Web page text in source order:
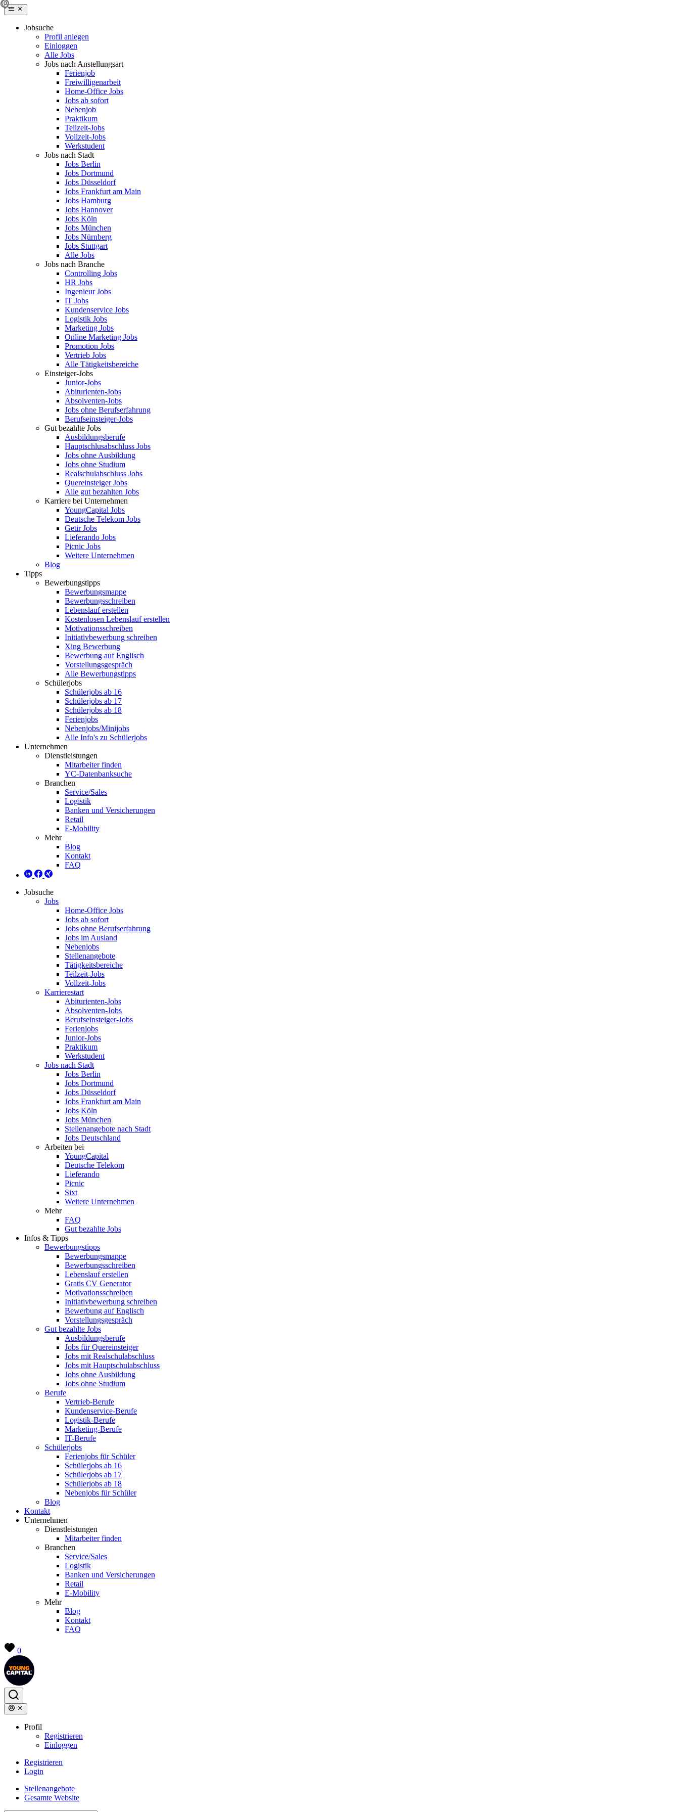
Jobsuche
Profil anlegen
Einloggen
Alle Jobs
Jobs nach Anstellungsart
Ferienjob
Freiwilligenarbeit
Home-Office Jobs
Jobs ab sofort
Nebenjob
Praktikum
Teilzeit-Jobs
Vollzeit-Jobs
Werkstudent
Jobs nach Stadt
Jobs Berlin
Jobs Dortmund
Jobs Düsseldorf
Jobs Frankfurt am Main
Jobs Hamburg
Jobs Hannover
Jobs Köln
Jobs München
Jobs Nürnberg
Jobs Stuttgart
Alle Jobs
Jobs nach Branche
Controlling Jobs
HR Jobs
Ingenieur Jobs
IT Jobs
Kundenservice Jobs
Logistik Jobs
Marketing Jobs
Online Marketing Jobs
Promotion Jobs
Vertrieb Jobs
Alle Tätigkeitsbereiche
Einsteiger-Jobs
Junior-Jobs
Abiturienten-Jobs
Absolventen-Jobs
Jobs ohne Berufserfahrung
Berufseinsteiger-Jobs
Gut bezahlte Jobs
Ausbildungsberufe
Hauptschlusabschluss Jobs
Jobs ohne Ausbildung
Jobs ohne Studium
Realschulabschluss Jobs
Quereinsteiger Jobs
Alle gut bezahlten Jobs
Karriere bei Unternehmen
YoungCapital Jobs
Deutsche Telekom Jobs
Getir Jobs
Lieferando Jobs
Picnic Jobs
Weitere Unternehmen
Blog
Tipps
Bewerbungstipps
Bewerbungsmappe
Bewerbungsschreiben
Lebenslauf erstellen
Kostenlosen Lebenslauf erstellen
Motivationsschreiben
Initiativbewerbung schreiben
Xing Bewerbung
Bewerbung auf Englisch
Vorstellungsgespräch
Alle Bewerbungstipps
Schülerjobs
Schülerjobs ab 16
Schülerjobs ab 17
Schülerjobs ab 18
Ferienjobs
Nebenjobs/Minijobs
Alle Info's zu Schülerjobs
Unternehmen
Dienstleistungen
Mitarbeiter finden
YC-Datenbanksuche
Branchen
Service/Sales
Logistik
Banken und Versicherungen
Retail
E-Mobility
Mehr
Blog
Kontakt
FAQ
Jobsuche
Jobs
Home-Office Jobs
Jobs ab sofort
Jobs ohne Berufserfahrung
Jobs im Ausland
Nebenjobs
Stellenangebote
Tätigkeitsbereiche
Teilzeit-Jobs
Vollzeit-Jobs
Karrierestart
Abiturienten-Jobs
Absolventen-Jobs
Berufseinsteiger-Jobs
Ferienjobs
Junior-Jobs
Praktikum
Werkstudent
Jobs nach Stadt
Jobs Berlin
Jobs Dortmund
Jobs Düsseldorf
Jobs Frankfurt am Main
Jobs Köln
Jobs München
Stellenangebote nach Stadt
Jobs Deutschland
Arbeiten bei
YoungCapital
Deutsche Telekom
Lieferando
Picnic
Sixt
Weitere Unternehmen
Mehr
FAQ
Gut bezahlte Jobs
Infos & Tipps
Bewerbungstipps
Bewerbungsmappe
Bewerbungsschreiben
Lebenslauf erstellen
Gratis CV Generator
Motivationsschreiben
Initiativbewerbung schreiben
Bewerbung auf Englisch
Vorstellungsgespräch
Gut bezahlte Jobs
Ausbildungsberufe
Jobs für Quereinsteiger
Jobs mit Realschulabschluss
Jobs mit Hauptschulabschluss
Jobs ohne Ausbildung
Jobs ohne Studium
Berufe
Vertrieb-Berufe
Kundenservice-Berufe
Logistik-Berufe
Marketing-Berufe
IT-Berufe
Schülerjobs
Ferienjobs für Schüler
Schülerjobs ab 16
Schülerjobs ab 17
Schülerjobs ab 18
Nebenjobs für Schüler
Blog
Kontakt
Unternehmen
Dienstleistungen
Mitarbeiter finden
Branchen
Service/Sales
Logistik
Banken und Versicherungen
Retail
E-Mobility
Mehr
Blog
Kontakt
FAQ
0
Profil
Registrieren
Einloggen
Registrieren
Login
Stellenangebote
Gesamte Website